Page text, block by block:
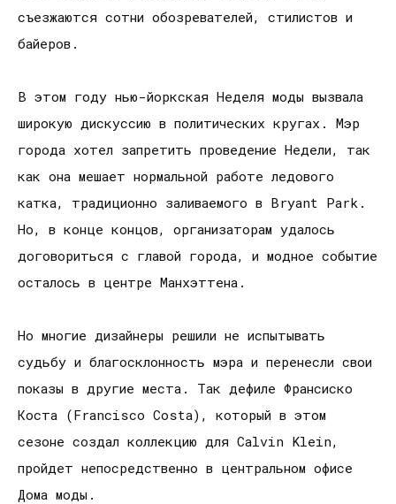
съезжаются сотни обозревателей, стилистов и
байеров.
В этом году нью-йоркская Неделя моды вызвала
широкую дискуссию в политических кругах. Мэр
города хотел запретить проведение Недели, так
как она мешает нормальной работе ледового
катка, традиционно заливаемого в Bryant Park.
Но, в конце концов, организаторам удалось
договориться с главой города, и модное событие
осталось в центре Манхэттена.
Но многие дизайнеры решили не испытывать
судьбу и благосклонность мэра и перенесли свои
показы в другие места. Так дефиле Франсиско
Коста (Francisco Costa), который в этом
сезоне создал коллекцию для Calvin Klein,
пройдет непосредственно в центральном офисе
Дома моды.